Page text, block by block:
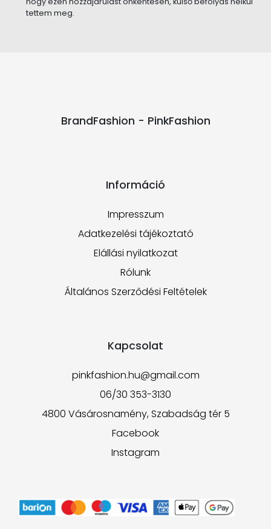
tettem meg.
BrandFashion - PinkFashion
Információ
Impresszum
Adatkezelési tájékoztató
Elállási nyilatkozat
Rólunk
Általános Szerződési Feltételek
Kapcsolat
pinkfashion.hu@gmail.com
06/30 353-3130
4800 Vásárosnamény, Szabadság tér 5
Facebook
Instagram